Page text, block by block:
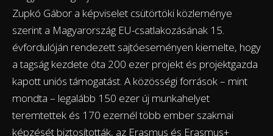
Zupkó Gábor a képviselet csütörtöki közleménye
szerint a Magyarország EU-csatlakozásának 15.
évfordulóján rendezett sajtóeseményen kiemelte, hogy
a tagság kezdete óta 200 ezer projekt és projektgazda
kapott uniós támogatást. A közösségi források – mint
mondta – legalább 150 ezer új munkahelyet
teremtettek és 170 ezernél több ember szakmai
képzését biztosították, az Erasmus és Erasmus+